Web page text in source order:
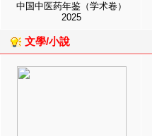
中国中医药年鉴（学术卷）
2025
文學/小說